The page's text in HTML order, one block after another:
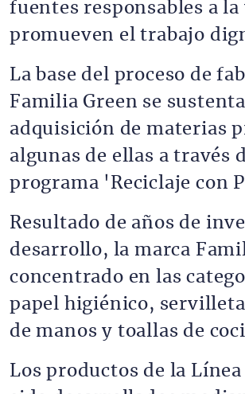
fuentes responsables a la
promueven el trabajo
La base del proceso de
Familia Green se
adquisición de materias
algunas de ellas a través
programa 'Reciclaje con
Resultado de años de
desarrollo, la marca
concentrado en las
papel higiénico,
de manos y toallas de
Los productos de la Línea